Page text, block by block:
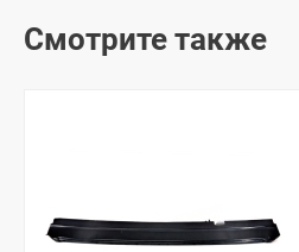
Смотрите также